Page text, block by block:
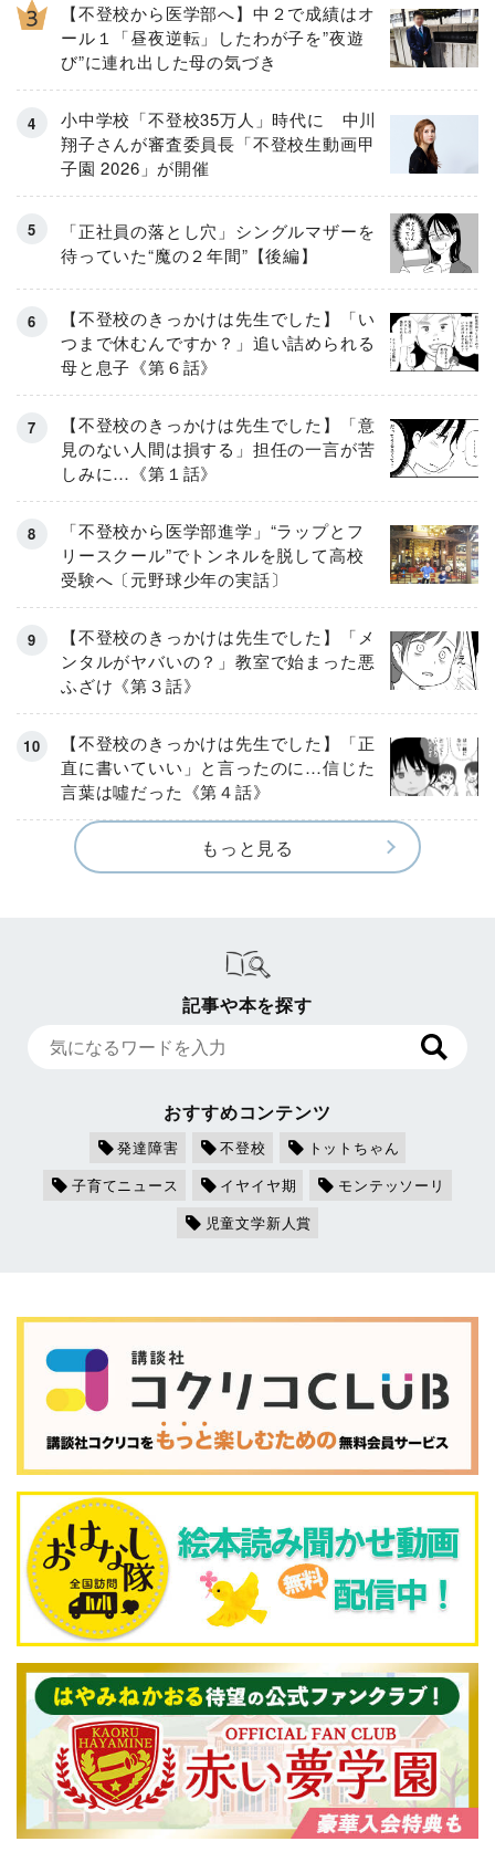
【不登校から医学部へ】中２で成績はオ
ール１「昼夜逆転」したわが子を”夜遊
び”に連れ出した母の気づき
小中学校「不登校35万人」時代に 中川
翔子さんが審査委員長「不登校生動画甲
子園 2026」が開催
「正社員の落とし穴」シングルマザーを
待っていた“魔の２年間”【後編】
【不登校のきっかけは先生でした】「い
つまで休むんですか？」追い詰められる
母と息子《第６話》
【不登校のきっかけは先生でした】「意
見のない人間は損する」担任の一言が苦
しみに…《第１話》
「不登校から医学部進学」“ラップとフ
リースクール”でトンネルを脱して高校
受験へ〔元野球少年の実話〕
【不登校のきっかけは先生でした】「メ
ンタルがヤバいの？」教室で始まった悪
ふざけ《第３話》
【不登校のきっかけは先生でした】「正
直に書いていい」と言ったのに…信じた
言葉は噓だった《第４話》
もっと見る
記事や本を探す
おすすめコンテンツ
発達障害 不登校
トットちゃん
子育てニュース
イヤイヤ期
モンテッソーリ
児童文学新人賞